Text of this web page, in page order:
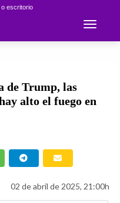
escritorio
Toggle
de Trump, las
alto el fuego en
02 de abril de 2025, 21:00h